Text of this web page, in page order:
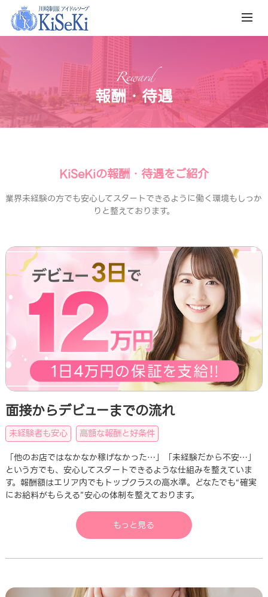
Reward
報酬・待遇
KiSeKiの報酬・待遇をご紹介
業界未経験の方でも安心してスタートできるように働く環境もしっか
りと整えております。
面接からデビューまでの流れ
未経験者も安心 高額な報酬と好条件
「他のお店ではなかなか稼げなかった…」「未経験だから不安…」
という方でも、安心してスタートできるような仕組みを整えていま
す。報酬額はエリア内でもトップクラスの高水準。どなたでも“確実
にお給料がもらえる”安心の体制を整えております。
もっと見る